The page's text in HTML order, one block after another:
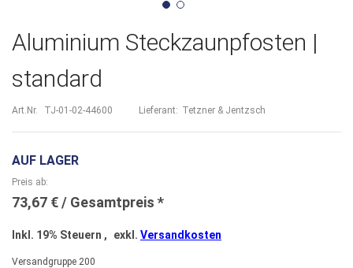
Zum
der
Bildergalerie
springen
Aluminium Steckzaunpfosten |
standard
Art.Nr. TJ-01-02-44600 Lieferant: Tetzner & Jentzsch
AUF LAGER
Preis ab
73,67 €
Inkl. 19% Steuern , exkl. Versandkosten
Versandgruppe 200